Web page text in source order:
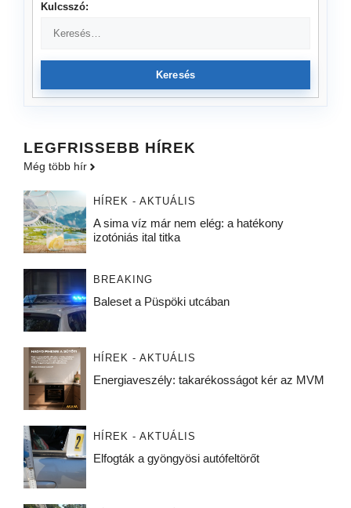
Kulcsszó:
Keresés
LEGFRISSEBB HÍREK
Még több hír
HÍREK - AKTUÁLIS
A sima víz már nem elég: a hatékony
izotóniás ital titka
BREAKING
Baleset a Püspöki utcában
HÍREK - AKTUÁLIS
Energiaveszély: takarékosságot kér az MVM
HÍREK - AKTUÁLIS
Elfogták a gyöngyösi autófeltörőt